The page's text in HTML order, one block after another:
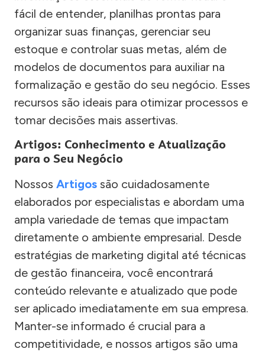
fácil de entender, planilhas prontas para
organizar suas finanças, gerenciar seu
estoque e controlar suas metas, além de
modelos de documentos para auxiliar na
formalização e gestão do seu negócio. Esses
recursos são ideais para otimizar processos e
tomar decisões mais assertivas.
Artigos: Conhecimento e Atualização
para o Seu Negócio
Nossos Artigos são cuidadosamente
elaborados por especialistas e abordam uma
ampla variedade de temas que impactam
diretamente o ambiente empresarial. Desde
estratégias de marketing digital até técnicas
de gestão financeira, você encontrará
conteúdo relevante e atualizado que pode
ser aplicado imediatamente em sua empresa.
Manter-se informado é crucial para a
competitividade, e nossos artigos são uma